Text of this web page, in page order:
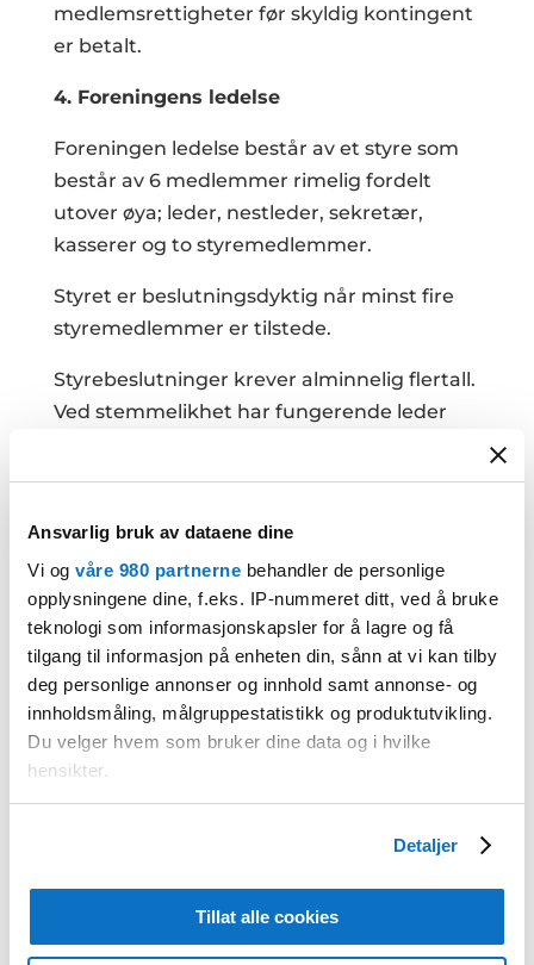
Ansvarlig bruk av dataene dine
Vi og våre 980 partnerne behandler de personlige
opplysningene dine, f.eks. IP-nummeret ditt, ved å bruke
teknologi som informasjonskapsler for å lagre og få
tilgang til informasjon på enheten din, sånn at vi kan tilby
deg personlige annonser og innhold samt annonse- og
innholdsmåling, målgruppestatistikk og produktutvikling.
Du velger hvem som bruker dine data og i hvilke
hensikter.
data behandles og hvordan du kan velge hvordan de skal
brukes. Du kan hele tiden endre eller trekke tilbake ditt
samtykke fra erklæringen om informasjonskapsler.
Detaljer
Tillat alle cookies
medlemsrettigheter før skyldig kontingent
er betalt.
4. Foreningens ledelse
Foreningen ledelse består av et styre som
består av 6 medlemmer rimelig fordelt
utover øya; leder, nestleder, sekretær,
kasserer og to styremedlemmer.
Styret er beslutningsdyktig når minst fire
styremedlemmer er tilstede.
Styrebeslutninger krever alminnelig flertall.
Ved stemmelikhet har fungerende leder
frem på styremøte. Styrets vedtak skal
protokolleres.
Styret har disposisjonsrett over foreningens
midler til alminnelige administrative formål.
Alle utbetalinger skal være anvist av
foreningens leder. Regnskapsåret går fra 1.1
til 31.12.
årsmøtet. Ordinært årsmøte holdes i første